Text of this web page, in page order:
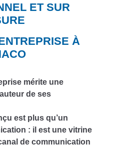
ET SUR
À
mérite une
de ses
est plus qu’un
: il est une vitrine
de communication